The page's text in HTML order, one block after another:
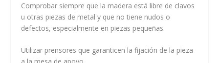
Comprobar siempre que la madera está libre de clavos
u otras piezas de metal y que no tiene nudos o
defectos, especialmente en piezas pequeñas.
Utilizar prensores que garanticen la fijación de la pieza